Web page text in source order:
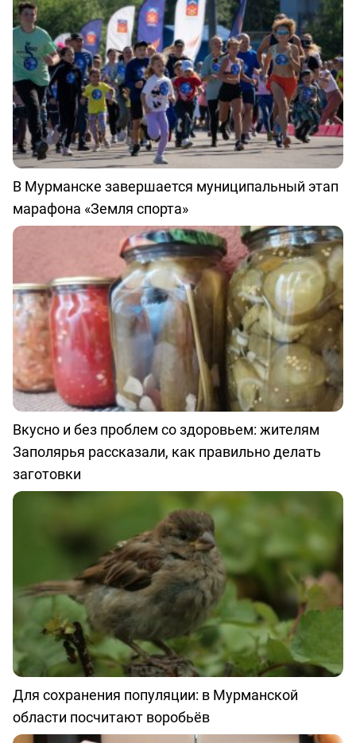
В Мурманске завершается муниципальный этап
марафона «Земля спорта»
Вкусно и без проблем со здоровьем: жителям
Заполярья рассказали, как правильно делать
заготовки
Для сохранения популяции: в Мурманской
области посчитают воробьёв